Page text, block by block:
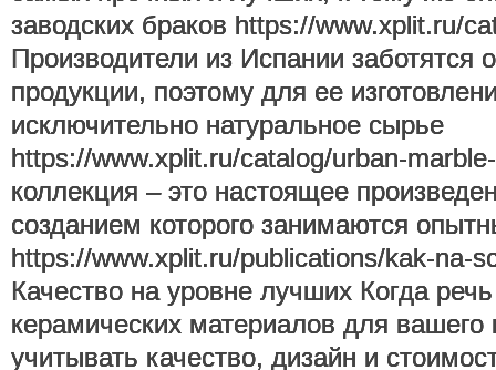
заводских браков https://www.xplit.ru/
Производители из Испании заботятся
продукции, поэтому для ее
исключительно натуральное сырье
https://www.xplit.ru/catalog/urban-
коллекция – это настоящее
созданием которого занимаются
https://www.xplit.ru/publications/kak-na-
Качество на уровне лучших Когда
керамических материалов для вашего
учитывать качество, дизайн и